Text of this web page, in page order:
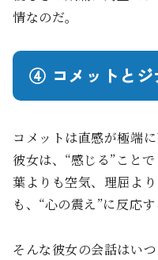
情なのだ。
④ コメットと
コメットは直感が極端
彼女は、“感じる”こと
葉よりも空気、理屈よ
も、“心の震え”に反応す
そんな彼女の会話はい